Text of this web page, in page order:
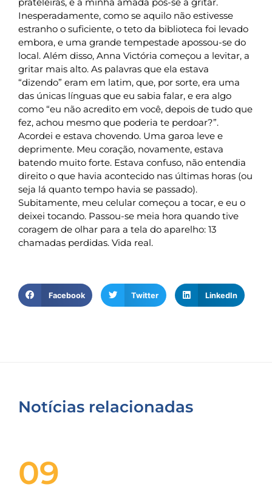
Inesperadamente, como se aquilo não estivesse
estranho o suficiente, o teto da biblioteca foi levado
embora, e uma grande tempestade apossou-se do
local. Além disso, Anna Victória começou a levitar, a
gritar mais alto. As palavras que ela estava
“dizendo” eram em latim, que, por sorte, era uma
das únicas línguas que eu sabia falar, e era algo
como “eu não acredito em você, depois de tudo que
fez, achou mesmo que poderia te perdoar?”.
Acordei e estava chovendo. Uma garoa leve e
deprimente. Meu coração, novamente, estava
batendo muito forte. Estava confuso, não entendia
direito o que havia acontecido nas últimas horas (ou
seja lá quanto tempo havia se passado).
Subitamente, meu celular começou a tocar, e eu o
deixei tocando. Passou-se meia hora quando tive
coragem de olhar para a tela do aparelho: 13
chamadas perdidas. Vida real.
Facebook Twitter LinkedIn
Notícias relacionadas
09